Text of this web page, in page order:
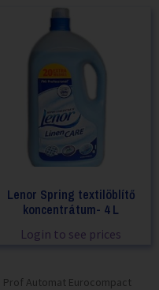
Lenor Spring textilöblítő
koncentrátum- 4 L
Login to see prices
Prof Automat Eurocompact